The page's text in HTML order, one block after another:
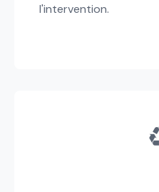
l'intervention.